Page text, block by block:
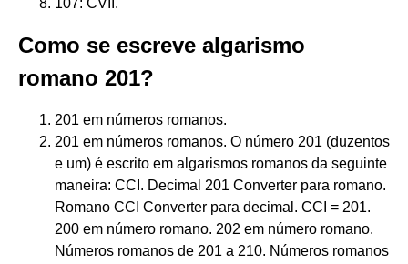
107: CVII.
Como se escreve algarismo
romano 201?
201 em números romanos.
201 em números romanos. O número 201 (duzentos
e um) é escrito em algarismos romanos da seguinte
maneira: CCI. Decimal 201 Converter para romano.
Romano CCI Converter para decimal. CCI = 201.
200 em número romano. 202 em número romano.
Números romanos de 201 a 210. Números romanos